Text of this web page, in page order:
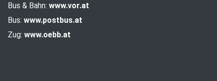
Bus & Bahn: www.vor.at
Bus: www.postbus.at
Zug: www.oebb.at